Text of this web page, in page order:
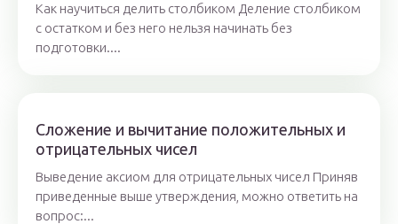
Как научиться делить столбиком Деление столбиком
с остатком и без него нельзя начинать без
подготовки....
Сложение и вычитание положительных и
отрицательных чисел
Выведение аксиом для отрицательных чисел Приняв
приведенные выше утверждения, можно ответить на
вопрос:...